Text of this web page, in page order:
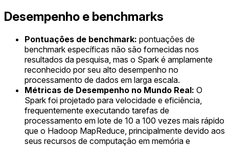
Desempenho e benchmarks
Pontuações de benchmark: pontuações de
benchmark específicas não são fornecidas nos
resultados da pesquisa, mas o Spark é amplamente
reconhecido por seu alto desempenho no
processamento de dados em larga escala.
Métricas de Desempenho no Mundo Real: O
Spark foi projetado para velocidade e eficiência,
frequentemente executando tarefas de
processamento em lote de 10 a 100 vezes mais rápido
que o Hadoop MapReduce, principalmente devido aos
seus recursos de computação em memória e